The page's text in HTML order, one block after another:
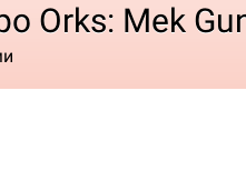
Orks: Mek